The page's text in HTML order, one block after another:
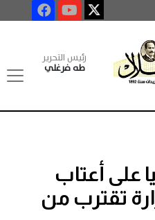
رئيس التحرير
طه فرغلي
على أعتاب
تقترب من